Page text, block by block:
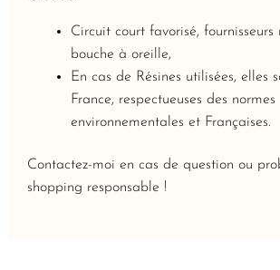
Circuit court favorisé, fournisseurs
bouche à oreille,
En cas de Résines utilisées, elles
France, respectueuses des normes
environnementales et Françaises.
Contactez-moi en cas de question ou
shopping responsable !